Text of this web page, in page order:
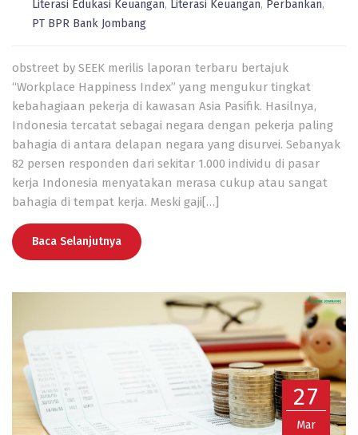
Literasi Edukasi Keuangan, Literasi Keuangan, Perbankan,
PT BPR Bank Jombang
obstreet by SEEK merilis laporan terbaru bertajuk
“Workplace Happiness Index” yang mengukur tingkat
kebahagiaan pekerja di kawasan Asia Pasifik. Hasilnya,
Indonesia tercatat sebagai negara dengan pekerja paling
bahagia di antara delapan negara yang disurvei. Sebanyak
82 persen responden dari sekitar 1.000 individu di pasar
kerja Indonesia menyatakan merasa cukup atau sangat
bahagia di tempat kerja. Meski gaji[…]
Baca Selanjutnya
27
Mar